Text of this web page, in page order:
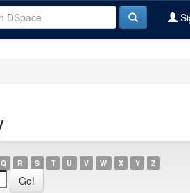
Q R S T U V W X Y Z